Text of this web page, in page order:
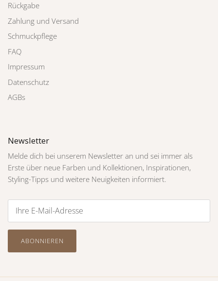
Rückgabe
Zahlung und Versand
Schmuckpflege
FAQ
Impressum
Datenschutz
AGBs
Newsletter
Melde dich bei unserem Newsletter an und sei immer als
Erste über neue Farben und Kollektionen, Inspirationen,
Styling-Tipps und weitere Neuigkeiten informiert.
ABONNIEREN